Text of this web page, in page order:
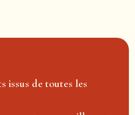
issus de toutes les